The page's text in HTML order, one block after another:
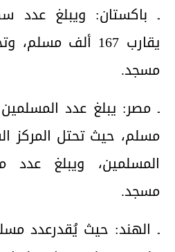
ـ باكستان: ويبلغ عدد
مسجد.
مسلم، حيث تحتل
مسجد.